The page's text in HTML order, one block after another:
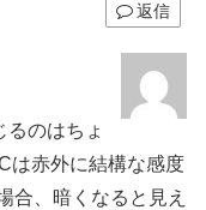
返信
のはちょ
は赤外に結構な感度
合、暗くなると見え